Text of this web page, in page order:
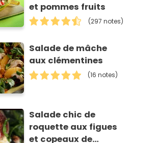
et pommes fruits
(297 notes)
Salade de mâche
aux clémentines
(16 notes)
Salade chic de
roquette aux figues
et copeaux de